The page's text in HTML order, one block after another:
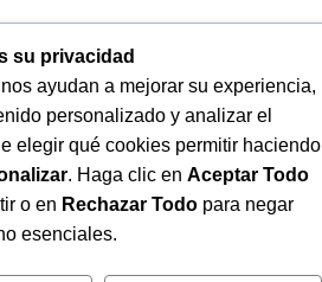
su privacidad
ayudan a mejorar su experiencia,
personalizado y analizar el
elegir qué cookies permitir haciendo
. Haga clic en Aceptar Todo
o en Rechazar Todo para negar
esenciales.